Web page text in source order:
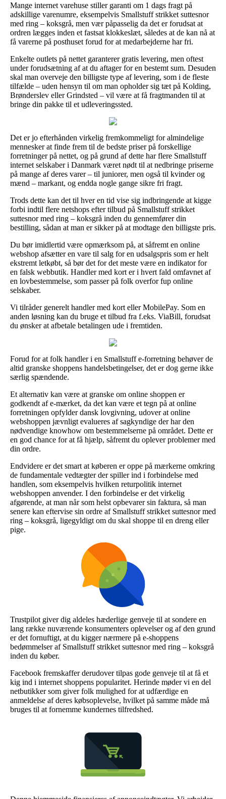
Mange internet varehuse stiller garanti om 1 dags fragt på
adskillige varenumre, eksempelvis Smallstuff strikket suttesnor
med ring – koksgrå, men vær påpasselig da det er forudsat at
ordren lægges inden et fastsat klokkeslæt, således at de kan nå at
få varerne på posthuset forud for at medarbejderne har fri.
Enkelte outlets på nettet garanterer gratis levering, men oftest
under forudsætning af at du aftager for en bestemt sum. Desuden
skal man overveje den billigste type af levering, som i de fleste
tilfælde – uden hensyn til om man opholder sig tæt på Kolding,
Brønderslev eller Grindsted – vil være at få fragtmanden til at
bringe din pakke til et udleveringssted.
Det er jo efterhånden virkelig fremkommeligt for almindelige
mennesker at finde frem til de bedste priser på forskellige
forretninger på nettet, og på grund af dette har flere Smallstuff
internet selskaber i Danmark været nødt til at nedbringe priserne
på mange af deres varer – til juniorer, men også til kvinder og
mænd – markant, og endda nogle gange sikre fri fragt.
Trods dette kan det til hver en tid vise sig indbringende at kigge
forbi indtil flere netshops efter tilbud på Smallstuff strikket
suttesnor med ring – koksgrå inden du gennemfører din
bestilling, sådan at man er sikker på at modtage den billigste pris.
Du bør imidlertid være opmærksom på, at såfremt en online
webshop afsætter en vare til salg for en udsalgspris som er helt
ekstremt letkøbt, så bør det for det meste være en indikator for
en falsk webbutik. Handler med kort er i hvert fald omfavnet af
en lovbestemmelse, som passer på folk overfor fup online
selskaber.
Vi tilråder generelt handler med kort eller MobilePay. Som en
anden løsning kan du bruge et tilbud fra f.eks. ViaBill, forudsat
du ønsker at afbetale betalingen ude i fremtiden.
Forud for at folk handler i en Smallstuff e-forretning behøver de
altid granske shoppens handelsbetingelser, det er dog gerne ikke
særlig spændende.
Et alternativ kan være at granske om online shoppen er
godkendt af e-mærket, da det kan være et tegn på at online
forretningen opfylder dansk lovgivning, udover at online
webshoppen jævnligt evalueres af sagkyndige der har den
nødvendige knowhow om bestemmelserne på området. Dette er
en god chance for at få hjælp, såfremt du oplever problemer med
din ordre.
Endvidere er det smart at køberen er oppe på mærkerne omkring
de fundamentale vedtægter der spiller ind i forbindelse med
handlen, som eksempelvis hvilken returpolitik internet
webshoppen anvender. I den forbindelse er det virkelig
afgørende, at man når som helst opbevarer sin faktura, så man
senere kan eftervise sin ordre af Smallstuff strikket suttesnor med
ring – koksgrå, ligegyldigt om du skal shoppe til en dreng eller
pige.
Trustpilot giver dig aldeles hæderlige genveje til at sondere en
lang række nuværende konsumenters oplevelser og af den grund
er det fornuftigt, at du kigger nærmere på e-shoppens
bedømmelser af Smallstuff strikket suttesnor med ring – koksgrå
inden du køber.
Facebook fremskaffer derudover tilpas gode genveje til at få et
kig ind i internet shoppens popularitet. Herinde møder vi en del
netbutikker som giver folk mulighed for at udfærdige en
anmeldelse af deres købsoplevelse, hvilket på samme måde må
bruges til at fornemme kundernes tilfredshed.